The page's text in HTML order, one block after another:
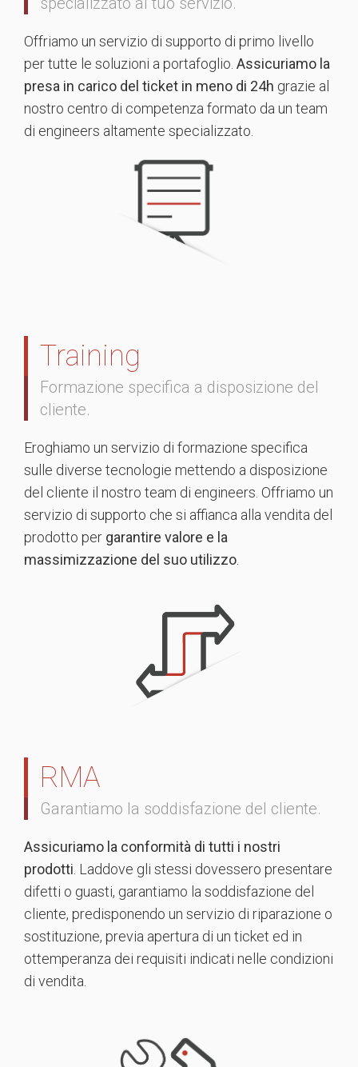
Offriamo un servizio di supporto di primo livello
per tutte le soluzioni a portafoglio. Assicuriamo la
presa in carico del ticket in meno di 24h grazie al
nostro centro di competenza formato da un team
di engineers altamente specializzato.
Training
Formazione specifica a disposizione del
cliente.
Eroghiamo un servizio di formazione specifica
sulle diverse tecnologie mettendo a disposizione
del cliente il nostro team di engineers. Offriamo un
servizio di supporto che si affianca alla vendita del
prodotto per garantire valore e la
massimizzazione del suo utilizzo.
RMA
Garantiamo la soddisfazione del cliente.
Assicuriamo la conformità di tutti i nostri
prodotti. Laddove gli stessi dovessero presentare
difetti o guasti, garantiamo la soddisfazione del
cliente, predisponendo un servizio di riparazione o
sostituzione, previa apertura di un ticket ed in
ottemperanza dei requisiti indicati nelle condizioni
di vendita.